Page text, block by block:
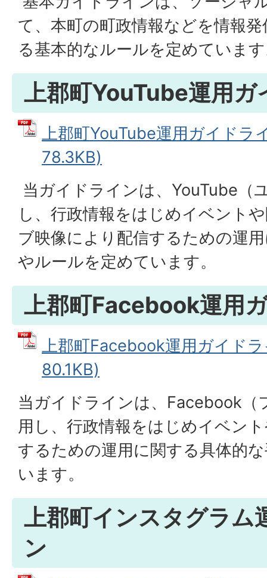
て、本町の町政情報などを情報
る基本的なルールを定めていま
上郡町YouTube運用ガ
上郡町YouTube運用ガイドラ
78.3KB)
当ガイドラインは、YouTube（
し、行政情報をはじめイベント
ブ映像により配信するための運
やルールを定めています。
上郡町Facebook運用
上郡町Facebook運用ガイド
80.1KB)
当ガイドラインは、Facebook（
用し、行政情報をはじめイベン
するための運用に関する具体的
います。
上郡町インスタグラム
ン